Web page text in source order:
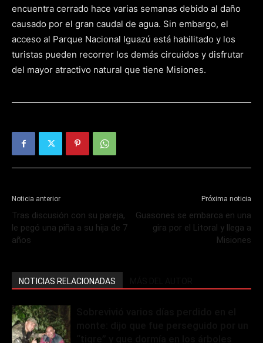
encuentra cerrado hace varias semanas debido al daño
causado por el gran caudal de agua. Sin embargo, el
acceso al Parque Nacional Iguazú está habilitado y los
turistas pueden recorrer los demás circuidos y disfrutar
del mayor atractivo natural que tiene Misiones.
Noticia anterior
Tras discusión con su pareja,
le pegó una piña a su hija de 7
años
Próxima noticia
Guasones se embarca en una
gira por el Litoral y llega a
Misiones
NOTICIAS RELACIONADAS